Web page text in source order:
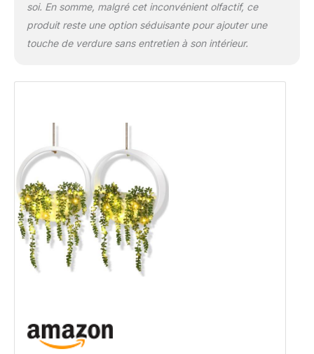
soi. En somme, malgré cet inconvénient olfactif, ce
produit reste une option séduisante pour ajouter une
touche de verdure sans entretien à son intérieur.